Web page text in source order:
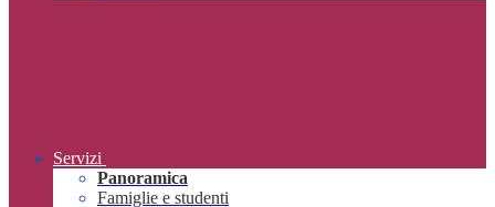
Servizi
Panoramica
Famiglie e studenti